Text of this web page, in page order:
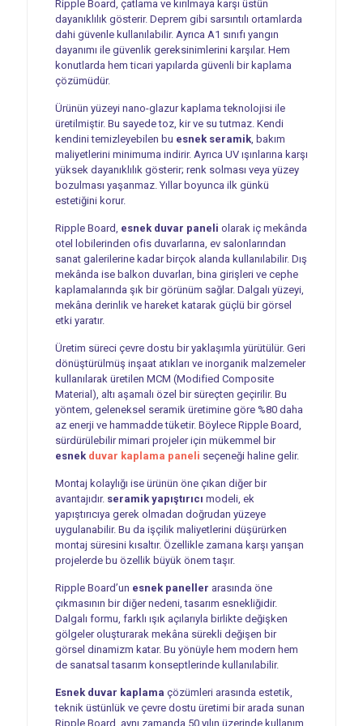
Ripple Board, çatlama ve kırılmaya karşı üstün
dayanıklılık gösterir. Deprem gibi sarsıntılı ortamlarda
dahi güvenle kullanılabilir. Ayrıca A1 sınıfı yangın
dayanımı ile güvenlik gereksinimlerini karşılar. Hem
konutlarda hem ticari yapılarda güvenli bir kaplama
çözümüdür.
Ürünün yüzeyi nano-glazur kaplama teknolojisi ile
üretilmiştir. Bu sayede toz, kir ve su tutmaz. Kendi
kendini temizleyebilen bu esnek seramik, bakım
maliyetlerini minimuma indirir. Ayrıca UV ışınlarına karşı
yüksek dayanıklılık gösterir; renk solması veya yüzey
bozulması yaşanmaz. Yıllar boyunca ilk günkü
estetiğini korur.
Ripple Board, esnek duvar paneli olarak iç mekânda
otel lobilerinden ofis duvarlarına, ev salonlarından
sanat galerilerine kadar birçok alanda kullanılabilir. Dış
mekânda ise balkon duvarları, bina girişleri ve cephe
kaplamalarında şık bir görünüm sağlar. Dalgalı yüzeyi,
mekâna derinlik ve hareket katarak güçlü bir görsel
etki yaratır.
Üretim süreci çevre dostu bir yaklaşımla yürütülür. Geri
dönüştürülmüş inşaat atıkları ve inorganik malzemeler
kullanılarak üretilen MCM (Modified Composite
Material), altı aşamalı özel bir süreçten geçirilir. Bu
yöntem, geleneksel seramik üretimine göre %80 daha
az enerji ve hammadde tüketir. Böylece Ripple Board,
sürdürülebilir mimari projeler için mükemmel bir
esnek duvar kaplama paneli seçeneği haline gelir.
Montaj kolaylığı ise ürünün öne çıkan diğer bir
avantajıdır. seramik yapıştırıcı modeli, ek
yapıştırıcıya gerek olmadan doğrudan yüzeye
uygulanabilir. Bu da işçilik maliyetlerini düşürürken
montaj süresini kısaltır. Özellikle zamana karşı yarışan
projelerde bu özellik büyük önem taşır.
Ripple Board’un esnek paneller arasında öne
çıkmasının bir diğer nedeni, tasarım esnekliğidir.
Dalgalı formu, farklı ışık açılarıyla birlikte değişken
gölgeler oluşturarak mekâna sürekli değişen bir
görsel dinamizm katar. Bu yönüyle hem modern hem
de sanatsal tasarım konseptlerinde kullanılabilir.
Esnek duvar kaplama çözümleri arasında estetik,
teknik üstünlük ve çevre dostu üretimi bir arada sunan
Ripple Board, aynı zamanda 50 yılın üzerinde kullanım